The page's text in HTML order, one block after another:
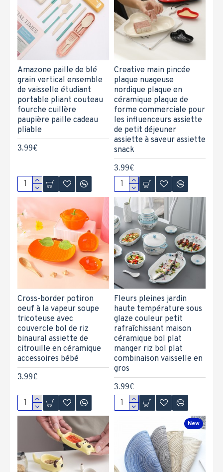
Amazone paille de blé
grain vertical ensemble
de vaisselle étudiant
portable pliant couteau
fourche cuillère
paupière paille cadeau
pliable
3.99€
Creative main pincée
plaque nuageuse
nordique plaque en
céramique plaque de
forme commerciale pour
les influenceurs assiette
de petit déjeuner
assiette à saveur assiette
snack
3.99€
Cross-border potiron
oeuf à la vapeur soupe
tricoteuse avec
couvercle bol de riz
binaural assiette de
citrouille en céramique
accessoires bébé
3.99€
Fleurs pleines jardin
haute température sous
glaze couleur petit
rafraîchissant maison
céramique bol plat
manger riz bol plat
combinaison vaisselle en
gros
3.99€
New